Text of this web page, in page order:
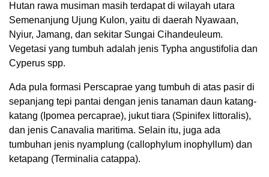
Hutan rawa musiman masih terdapat di wilayah utara
Semenanjung Ujung Kulon, yaitu di daerah Nyawaan,
Nyiur, Jamang, dan sekitar Sungai Cihandeuleum.
Vegetasi yang tumbuh adalah jenis Typha angustifolia dan
Cyperus spp.
Ada pula formasi Perscaprae yang tumbuh di atas pasir di
sepanjang tepi pantai dengan jenis tanaman daun katang-
katang (Ipomea percaprae), jukut tiara (Spinifex littoralis),
dan jenis Canavalia maritima. Selain itu, juga ada
tumbuhan jenis nyamplung (callophylum inophyllum) dan
ketapang (Terminalia catappa).